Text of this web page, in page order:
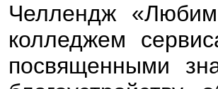
Челлендж
колледжем
посвященными